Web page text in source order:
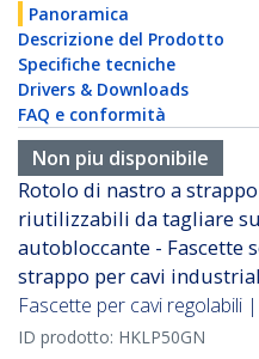
Panoramica
Descrizione del Prodotto
Specifiche tecniche
Drivers & Downloads
FAQ e conformità
Non piu disponibile
Rotolo di nastro a
riutilizzabili da tagliare
autobloccante - Fascette
strappo per cavi
Fascette per cavi regolabili
ID prodotto: HKLP50GN